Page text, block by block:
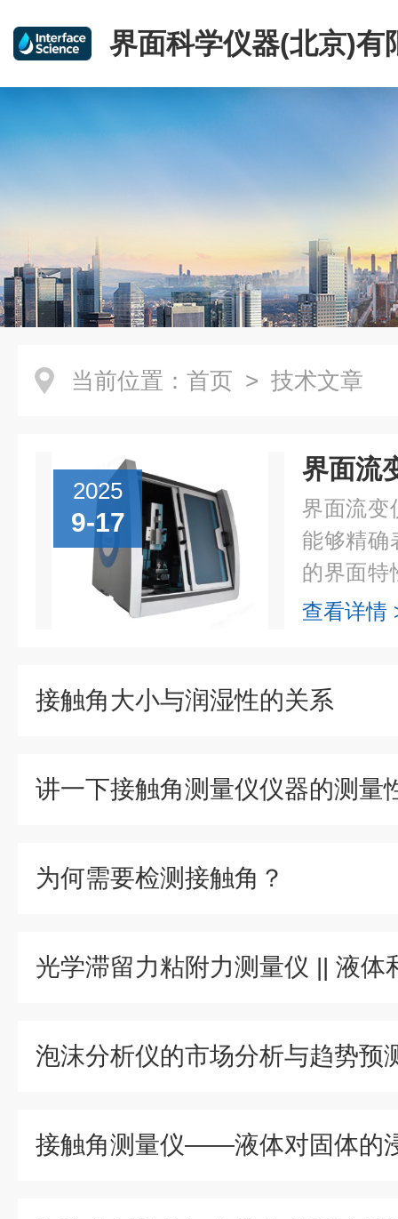
界面科学仪器(北京)有
当前位置： 首页 > 技术文章
2025
9-17
界面流变
能够精确
的界面特
骤：1.样
查看详情
接触角大小与润湿性的关系
讲一下接触角测量仪仪器的测量
为何需要检测接触角？
泡沫分析仪的市场分析与趋势预